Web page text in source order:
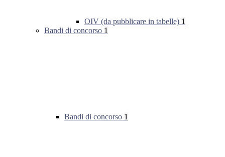
OIV (da pubblicare in tabelle) 1
Bandi di concorso 1
Bandi di concorso 1